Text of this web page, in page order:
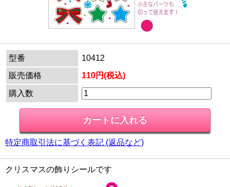
型番
10412
販売価格
110円(税込)
購入数
特定商取引法に基づく表記 (返品など)
クリスマスの飾りシールです